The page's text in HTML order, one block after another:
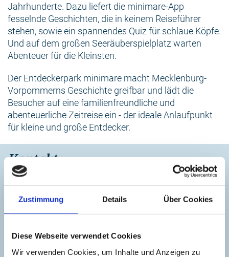
Zustimmung Details Über Cookies
Diese Webseite verwendet Cookies
Wir verwenden Cookies, um Inhalte und Anzeigen zu
Jahrhunderte. Dazu liefert die minimare-App
fesselnde Geschichten, die in keinem Reiseführer
stehen, sowie ein spannendes Quiz für schlaue Köpfe.
Und auf dem großen Seeräuberspielplatz warten
Abenteuer für die Kleinsten.
Der Entdeckerpark minimare macht Mecklenburg-
Vorpommerns Geschichte greifbar und lädt die
Besucher auf eine familienfreundliche und
abenteuerliche Zeitreise ein - der ideale Anlaufpunkt
für kleine und große Entdecker.
Kontakt
minimare Entdeckerpark an der Ostsee
ahoi@minimare.de